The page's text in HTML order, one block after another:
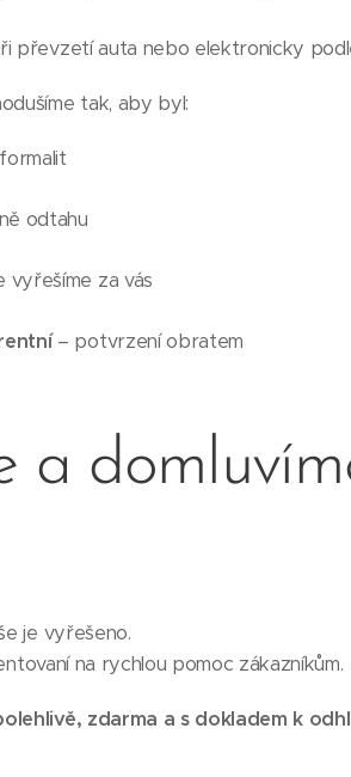
převzetí auta nebo elektronicky
tak, aby byl:
odtahu
vyřešíme za vás
– potvrzení obratem
a
je vyřešeno.
na rychlou pomoc zákazníkům.
zdarma a s dokladem k